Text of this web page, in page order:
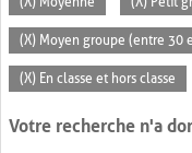
(X) Moyen groupe (entre 30
(X) En classe et hors classe
Votre recherche n'a